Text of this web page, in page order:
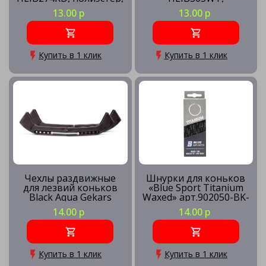
274см, красный
13.00 р
Купить в 1 клик
полиэстер, 305см,
белый
13.00 р
Купить в 1 клик
Чехлы раздвижные
для лезвий коньков
Black Aqua Gekars
14.00 р
Купить в 1 клик
Шнурки для коньков
«Blue Sport Titanium
Waxed» арт.902050-BK-
120, с пропиткой,
полиэстер, 304см, чер
14.00 р
Купить в 1 клик